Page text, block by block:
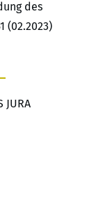
des
(02.2023)
JURA